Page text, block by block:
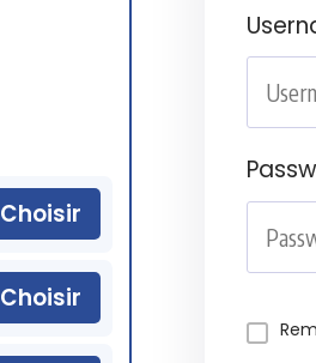
Choisir
Choisir